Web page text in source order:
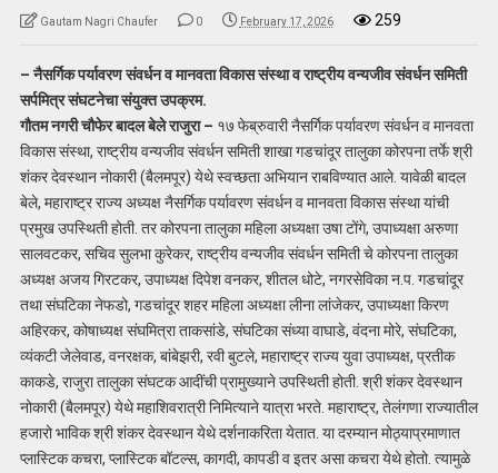
Gautam Nagri Chaufer 0 February 17, 2026 259
– नैसर्गिक पर्यावरण संवर्धन व मानवता विकास संस्था व राष्ट्रीय वन्यजीव संवर्धन समिती
सर्पमित्र संघटनेचा संयुक्त उपक्रम.
गौतम नगरी चौफेर बादल बेले राजुरा – १७ फेब्रुवारी नैसर्गिक पर्यावरण संवर्धन व मानवता
विकास संस्था, राष्ट्रीय वन्यजीव संवर्धन समिती शाखा गडचांदूर तालुका कोरपना तर्फे श्री
शंकर देवस्थान नोकारी (बैलमपूर) येथे स्वच्छता अभियान राबविण्यात आले. यावेळी बादल
बेले, महाराष्ट्र राज्य अध्यक्ष नैसर्गिक पर्यावरण संवर्धन व मानवता विकास संस्था यांची
प्रमुख उपस्थिती होती. तर कोरपना तालुका महिला अध्यक्षा उषा टोंगे, उपाध्यक्षा अरुणा
सालवटकर, सचिव सुलभा कुरेकर, राष्ट्रीय वन्यजीव संवर्धन समिती चे कोरपना तालुका
अध्यक्ष अजय गिरटकर, उपाध्यक्ष दिपेश वनकर, शीतल धोटे, नगरसेविका न.प. गडचांदूर
तथा संघटिका नेफडो, गडचांदूर शहर महिला अध्यक्षा लीना लांजेकर, उपाध्यक्षा किरण
अहिरकर, कोषाध्यक्ष संघमित्रा ताकसांडे, संघटिका संध्या वाघाडे, वंदना मोरे, संघटिका,
व्यंकटी जेलेवाड, वनरक्षक, बांबेझरी, रवी बुटले, महाराष्ट्र राज्य युवा उपाध्यक्ष, प्रतीक
काकडे, राजुरा तालुका संघटक आदींची प्रामुख्याने उपस्थिती होती. श्री शंकर देवस्थान
नोकारी (बैलमपूर) येथे महाशिवरात्री निमित्याने यात्रा भरते. महाराष्ट्र, तेलंगणा राज्यातील
हजारो भाविक श्री शंकर देवस्थान येथे दर्शनाकरिता येतात. या दरम्यान मोठ्याप्रमाणात
प्लास्टिक कचरा, प्लास्टिक बॉटल्स, कागदी, कापडी व इतर असा कचरा येथे होतो. त्यामुळे